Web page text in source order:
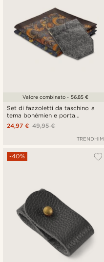
Set di fazzoletti da taschino a
tema bohémien e porta
fazzoletto da taschino
49,95 €
24,97 €
Valore combinato - 56,85 €
TRENDHIM
-40%